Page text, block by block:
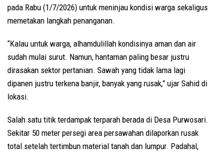
pada Rabu (1/7/2026) untuk meninjau kondisi warga sekaligus
memetakan langkah penanganan.
“Kalau untuk warga, alhamdulillah kondisinya aman dan air
sudah mulai surut. Namun, hantaman paling besar justru
dirasakan sektor pertanian. Sawah yang tidak lama lagi
dipanen justru terkena banjir, banyak yang rusak,” ujar Sahid di
lokasi.
Salah satu titik terdampak terparah berada di Desa Purwosari.
Sekitar 50 meter persegi area persawahan dilaporkan rusak
total setelah tertimbun material tanah dan lumpur. Padahal,